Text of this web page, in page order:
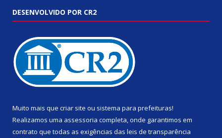
DESENVOLVIDO POR CR2
Muito mais que criar site ou sistema para prefeituras!
Realizamos uma assessoria completa, onde garantimos em
contrato que todas as exigências das leis de transparência